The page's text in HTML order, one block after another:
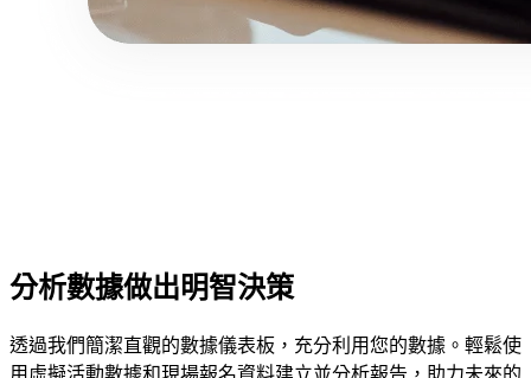
分析數據做出明智決策
透過我們簡潔直觀的數據儀表板，充分利用您的數據。輕鬆使
用虛擬活動數據和現場報名資料建立並分析報告，助力未來的